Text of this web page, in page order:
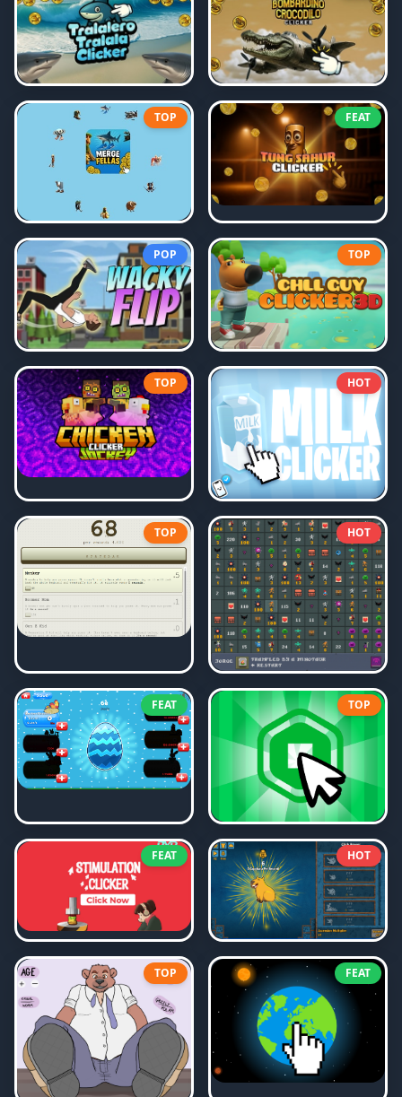
TOP FEAT
POP TOP
TOP HOT
TOP HOT
FEAT TOP
FEAT HOT
TOP FEAT